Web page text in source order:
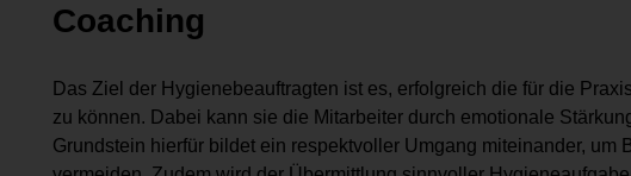
Coaching
Das Ziel der Hygienebeauftragten ist es, erfolgreich die für die
zu können. Dabei kann sie die Mitarbeiter durch emotionale
Grundstein hierfür bildet ein respektvoller Umgang miteinander, um